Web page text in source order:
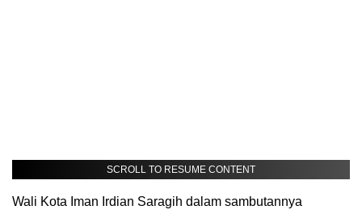
SCROLL TO RESUME CONTENT
Wali Kota Iman Irdian Saragih dalam sambutannya